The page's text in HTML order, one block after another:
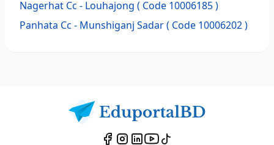
Nagerhat Cc - Louhajong ( Code 10006185 )
Panhata Cc - Munshiganj Sadar ( Code 10006202 )